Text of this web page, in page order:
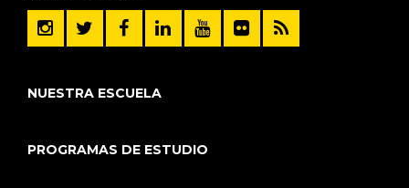
NUESTRA ESCUELA
PROGRAMAS DE ESTUDIO